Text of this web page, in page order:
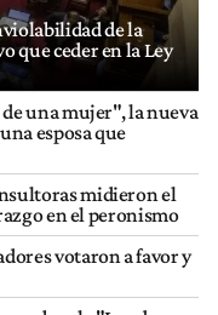
de la
que ceder en la Ley
una mujer", la nueva
esposa que
midieron el
en el peronismo
votaron a favor y